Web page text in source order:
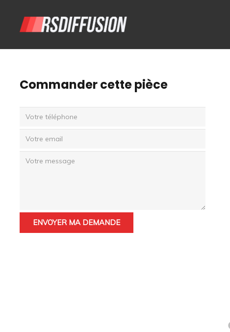
Commander cette pièce